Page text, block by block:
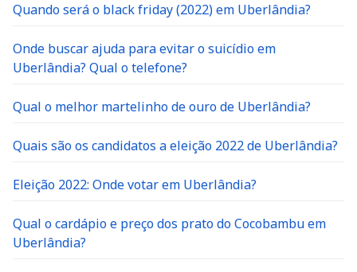
Quando será o black friday (2022) em Uberlândia?
Onde buscar ajuda para evitar o suicídio em
Uberlândia? Qual o telefone?
Qual o melhor martelinho de ouro de Uberlândia?
Quais são os candidatos a eleição 2022 de Uberlândia?
Eleição 2022: Onde votar em Uberlândia?
Qual o cardápio e preço dos prato do Cocobambu em
Uberlândia?